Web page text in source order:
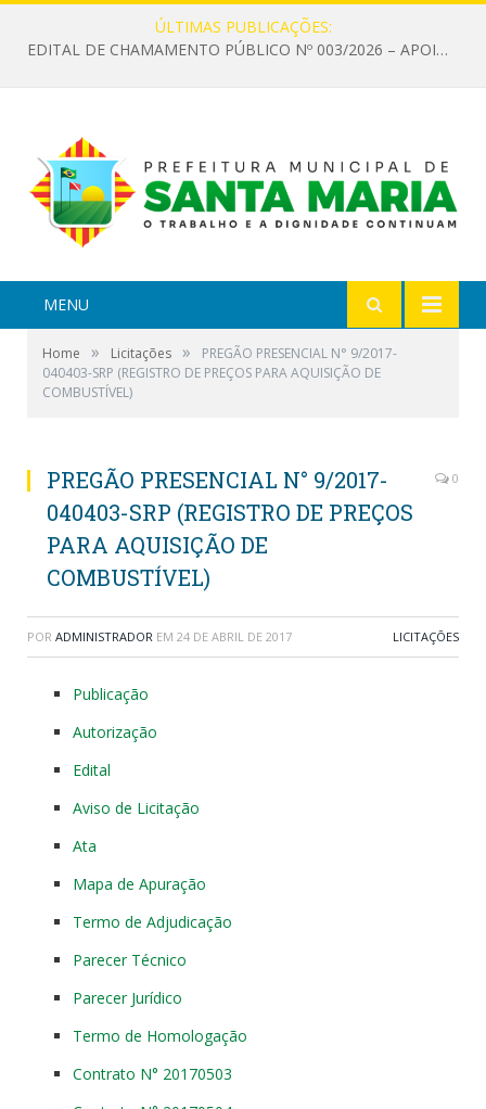
ÚLTIMAS PUBLICAÇÕES:
EDITAL DE CHAMAMENTO PÚBLICO Nº 003/2026 – APOIO À INFRAESTRUTURA CULTURAL
MENU
Home » Licitações »
PREGÃO PRESENCIAL N° 9/2017-
040403-SRP (REGISTRO DE PREÇOS PARA AQUISIÇÃO DE
COMBUSTÍVEL)
PREGÃO PRESENCIAL N° 9/2017-
040403-SRP (REGISTRO DE PREÇOS
PARA AQUISIÇÃO DE
COMBUSTÍVEL)
0
POR ADMINISTRADOR EM 24 DE ABRIL DE 2017 LICITAÇÕES
Publicação
Autorização
Edital
Aviso de Licitação
Ata
Mapa de Apuração
Termo de Adjudicação
Parecer Técnico
Parecer Jurídico
Termo de Homologação
Contrato N° 20170503